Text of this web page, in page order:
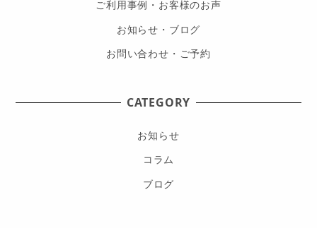
ご利用事例・お客様のお声
お知らせ・ブログ
お問い合わせ・ご予約
CATEGORY
お知らせ
コラム
ブログ